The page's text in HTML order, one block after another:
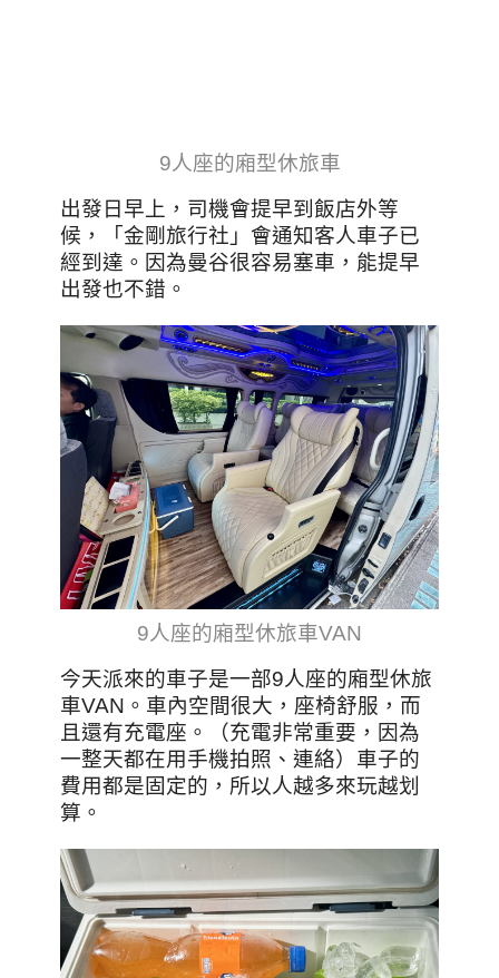
9人座的廂型休旅車
出發日早上，司機會提早到飯店外等
候，「金剛旅行社」會通知客人車子已
經到達。因為曼谷很容易塞車，能提早
出發也不錯。
9人座的廂型休旅車VAN
今天派來的車子是一部9人座的廂型休旅
車VAN。車內空間很大，座椅舒服，而
且還有充電座。（充電非常重要，因為
一整天都在用手機拍照、連絡）車子的
費用都是固定的，所以人越多來玩越划
算。